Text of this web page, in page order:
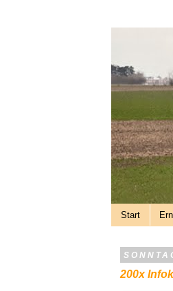
Start
200x